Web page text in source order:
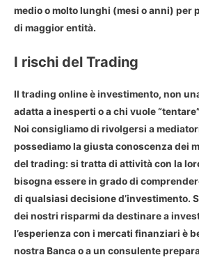
medio o molto lunghi (mesi o anni) per
di maggior entità.
I rischi del Trading
Il trading online è investimento, non
adatta a inesperti o a chi vuole
Noi consigliamo di rivolgersi a
possediamo la giusta conoscenza dei
del trading: si tratta di attività con la
bisogna essere in grado di
di qualsiasi decisione d’investimento.
dei nostri risparmi da destinare a
l’esperienza con i mercati finanziari è
nostra Banca o a un consulente